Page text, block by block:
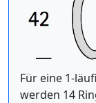
Für eine 1-
werden 14